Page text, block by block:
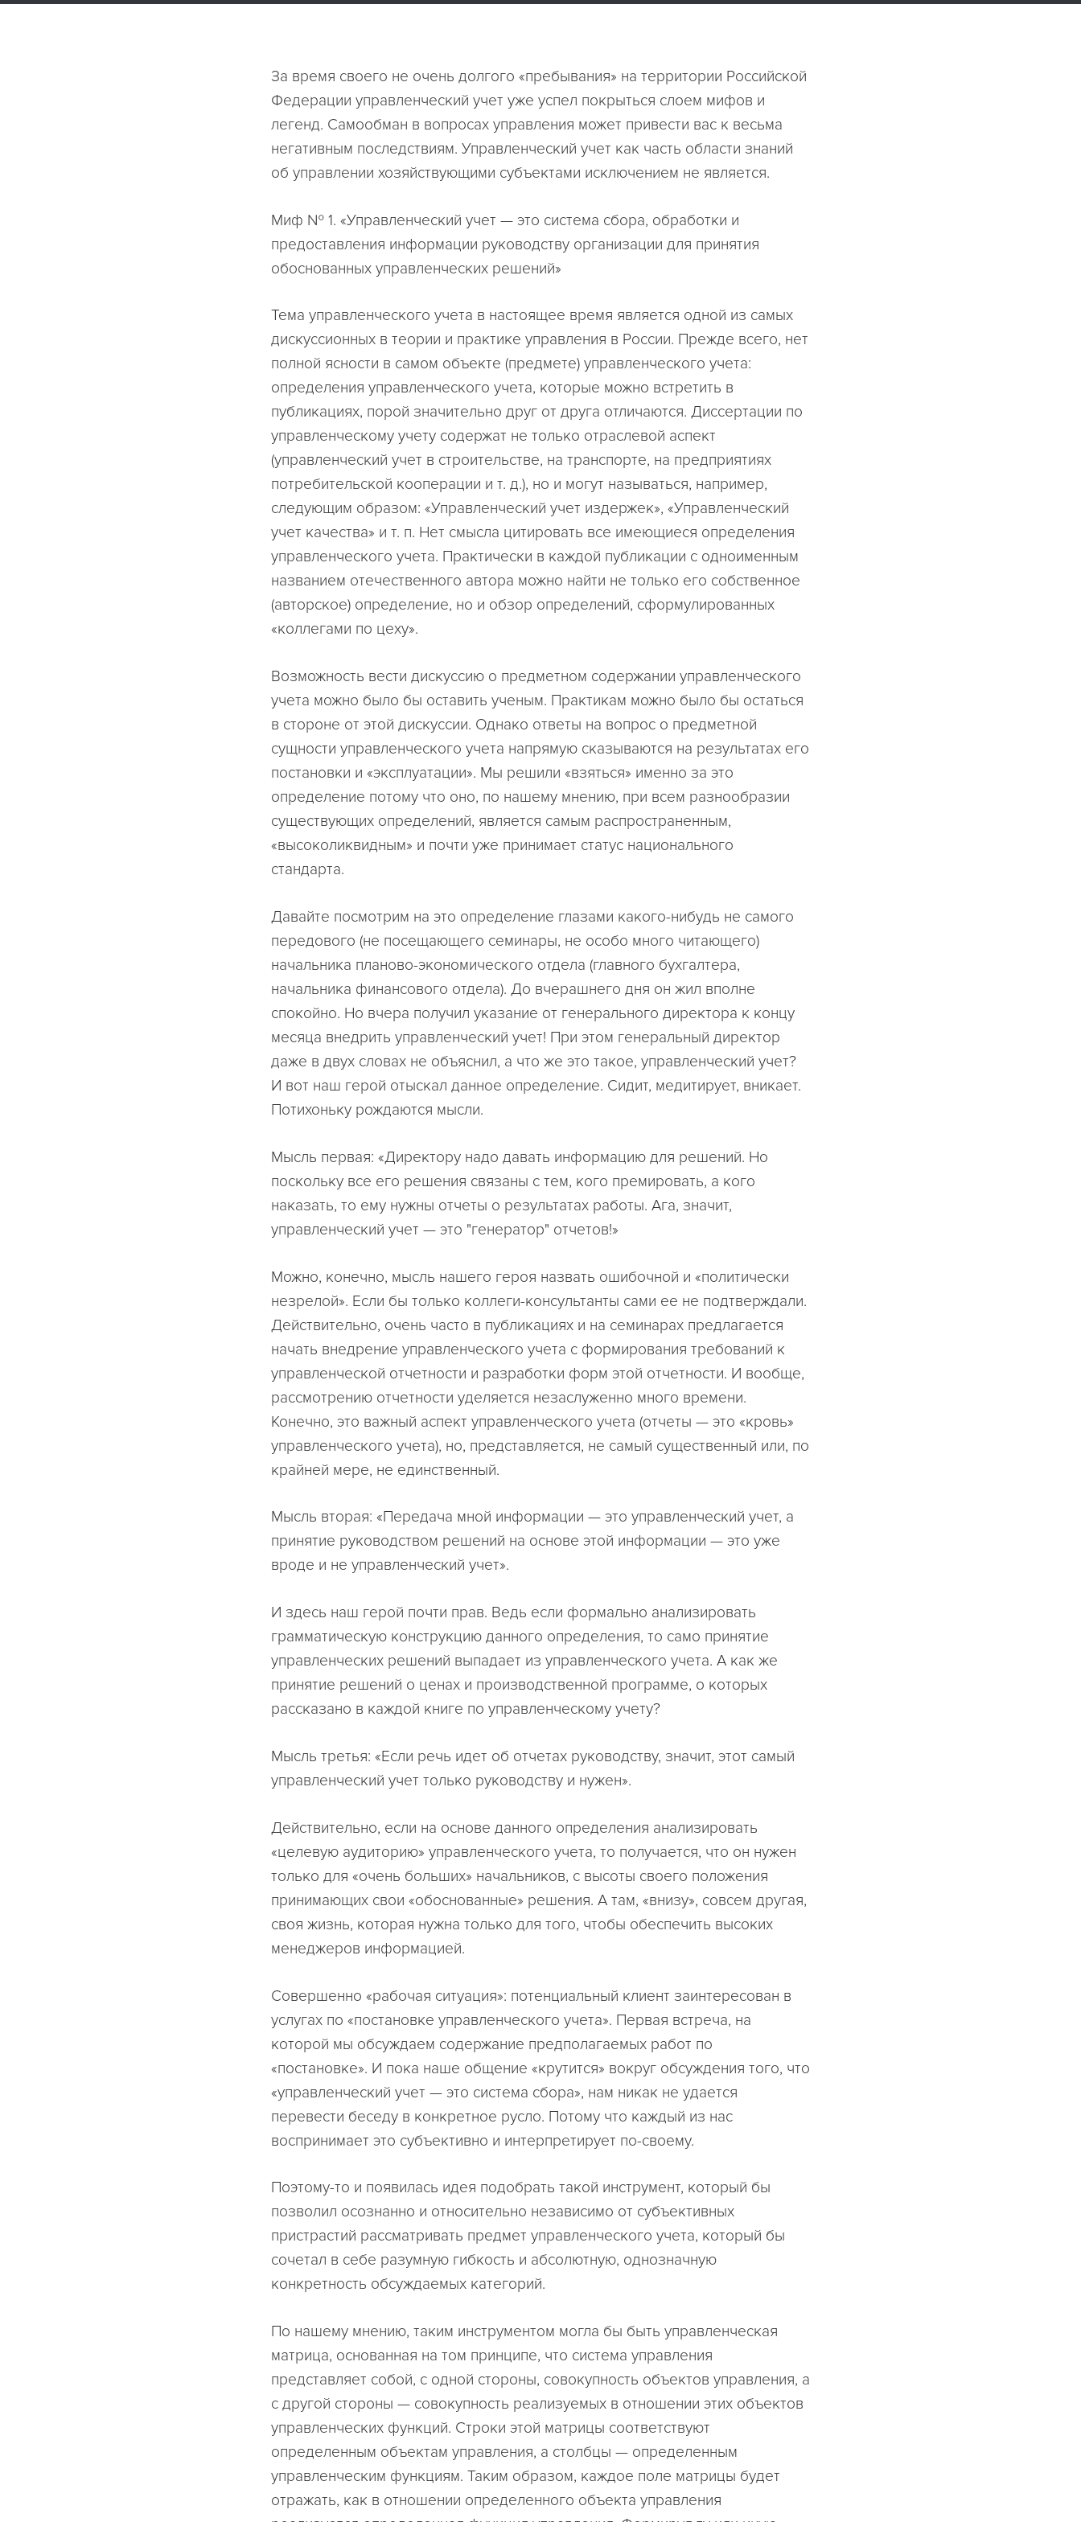
За время своего не очень долгого «пребывания» на территории Российской
Федерации управленческий учет уже успел покрыться слоем мифов и
легенд. Самообман в вопросах управления может привести вас к весьма
негативным последствиям. Управленческий учет как часть области знаний
об управлении хозяйствующими субъектами исключением не является.
Миф № 1. «Управленческий учет — это система сбора, обработки и
предоставления информации руководству организации для принятия
обоснованных управленческих решений»
Тема управленческого учета в настоящее время является одной из самых
дискуссионных в теории и практике управления в России. Прежде всего, нет
полной ясности в самом объекте (предмете) управленческого учета:
определения управленческого учета, которые можно встретить в
публикациях, порой значительно друг от друга отличаются. Диссертации по
управленческому учету содержат не только отраслевой аспект
(управленческий учет в строительстве, на транспорте, на предприятиях
потребительской кооперации и т. д.), но и могут называться, например,
следующим образом: «Управленческий учет издержек», «Управленческий
учет качества» и т. п. Нет смысла цитировать все имеющиеся определения
управленческого учета. Практически в каждой публикации с одноименным
названием отечественного автора можно найти не только его собственное
(авторское) определение, но и обзор определений, сформулированных
«коллегами по цеху».
Возможность вести дискуссию о предметном содержании управленческого
учета можно было бы оставить ученым. Практикам можно было бы остаться
в стороне от этой дискуссии. Однако ответы на вопрос о предметной
сущности управленческого учета напрямую сказываются на результатах его
постановки и «эксплуатации». Мы решили «взяться» именно за это
определение потому что оно, по нашему мнению, при всем разнообразии
существующих определений, является самым распространенным,
«высоколиквидным» и почти уже принимает статус национального
стандарта.
Давайте посмотрим на это определение глазами какого-нибудь не самого
передового (не посещающего семинары, не особо много читающего)
начальника планово-экономического отдела (главного бухгалтера,
начальника финансового отдела). До вчерашнего дня он жил вполне
спокойно. Но вчера получил указание от генерального директора к концу
месяца внедрить управленческий учет! При этом генеральный директор
даже в двух словах не объяснил, а что же это такое, управленческий учет?
И вот наш герой отыскал данное определение. Сидит, медитирует, вникает.
Потихоньку рождаются мысли.
Мысль первая: «Директору надо давать информацию для решений. Но
поскольку все его решения связаны с тем, кого премировать, а кого
наказать, то ему нужны отчеты о результатах работы. Ага, значит,
управленческий учет — это "генератор" отчетов!»
Можно, конечно, мысль нашего героя назвать ошибочной и «политически
незрелой». Если бы только коллеги-консультанты сами ее не подтверждали.
Действительно, очень часто в публикациях и на семинарах предлагается
начать внедрение управленческого учета с формирования требований к
управленческой отчетности и разработки форм этой отчетности. И вообще,
рассмотрению отчетности уделяется незаслуженно много времени.
Конечно, это важный аспект управленческого учета (отчеты — это «кровь»
управленческого учета), но, представляется, не самый существенный или, по
крайней мере, не единственный.
Мысль вторая: «Передача мной информации — это управленческий учет, а
принятие руководством решений на основе этой информации — это уже
вроде и не управленческий учет».
И здесь наш герой почти прав. Ведь если формально анализировать
грамматическую конструкцию данного определения, то само принятие
управленческих решений выпадает из управленческого учета. А как же
принятие решений о ценах и производственной программе, о которых
рассказано в каждой книге по управленческому учету?
Мысль третья: «Если речь идет об отчетах руководству, значит, этот самый
управленческий учет только руководству и нужен».
Действительно, если на основе данного определения анализировать
«целевую аудиторию» управленческого учета, то получается, что он нужен
только для «очень больших» начальников, с высоты своего положения
принимающих свои «обоснованные» решения. А там, «внизу», совсем другая,
своя жизнь, которая нужна только для того, чтобы обеспечить высоких
менеджеров информацией.
Совершенно «рабочая ситуация»: потенциальный клиент заинтересован в
услугах по «постановке управленческого учета». Первая встреча, на
которой мы обсуждаем содержание предполагаемых работ по
«постановке». И пока наше общение «крутится» вокруг обсуждения того, что
«управленческий учет — это система сбора», нам никак не удается
перевести беседу в конкретное русло. Потому что каждый из нас
воспринимает это субъективно и интерпретирует по-своему.
Поэтому-то и появилась идея подобрать такой инструмент, который бы
позволил осознанно и относительно независимо от субъективных
пристрастий рассматривать предмет управленческого учета, который бы
сочетал в себе разумную гибкость и абсолютную, однозначную
конкретность обсуждаемых категорий.
По нашему мнению, таким инструментом могла бы быть управленческая
матрица, основанная на том принципе, что система управления
представляет собой, с одной стороны, совокупность объектов управления, а
с другой стороны — совокупность реализуемых в отношении этих объектов
управленческих функций. Строки этой матрицы соответствуют
определенным объектам управления, а столбцы — определенным
управленческим функциям. Таким образом, каждое поле матрицы будет
отражать, как в отношении определенного объекта управления